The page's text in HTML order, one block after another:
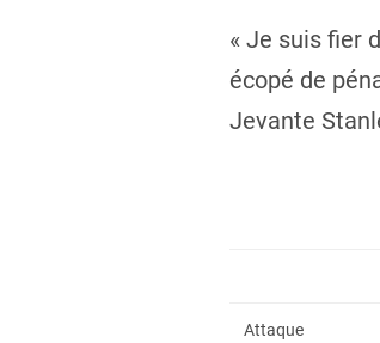
« Je suis fier
écopé de
Jevante
Attaque